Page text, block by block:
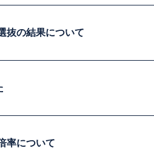
抜の結果について
率について